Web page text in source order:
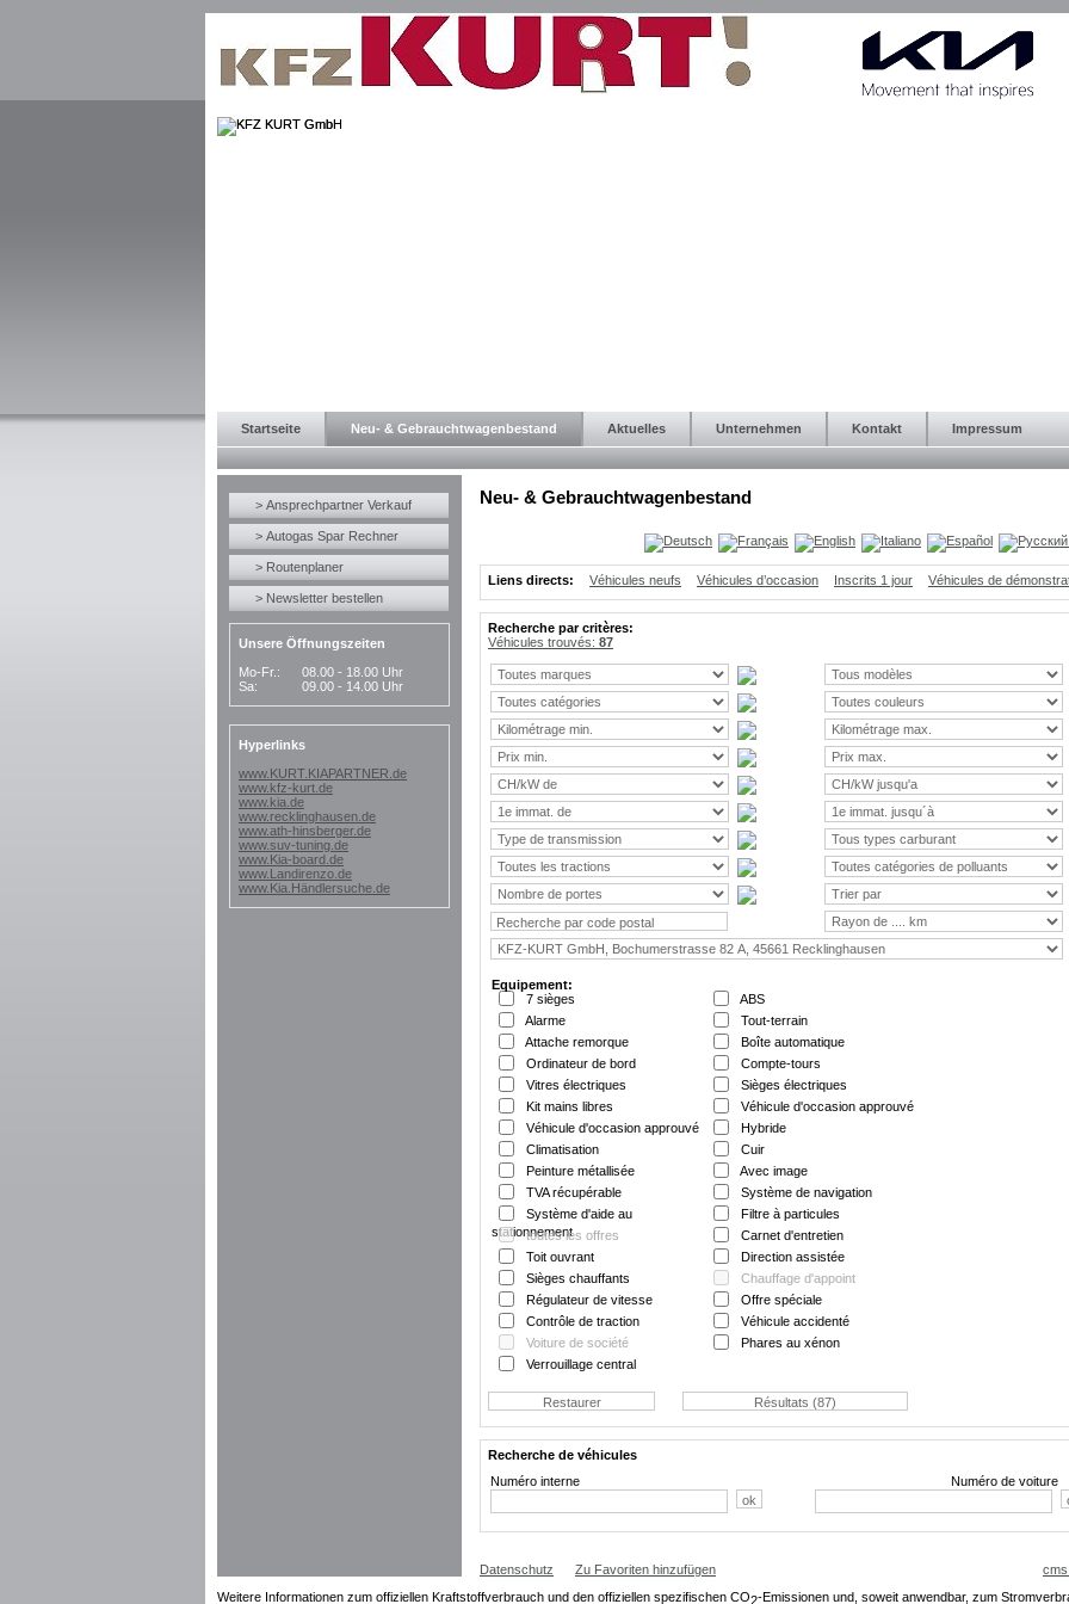
Startseite Neu- & Gebrauchtwagenbestand Aktuelles Unternehmen Kontakt Impressum
> Ansprechpartner Verkauf
> Autogas Spar Rechner
> Routenplaner
> Newsletter bestellen
Unsere Öffnungszeiten
Mo-Fr.:
08.00 - 18.00 Uhr
Sa:
09.00 - 14.00 Uhr
Hyperlinks
www.KURT.KIAPARTNER.de
www.kfz-kurt.de
www.kia.de
www.recklinghausen.de
www.ath-hinsberger.de
www.suv-tuning.de
www.Kia-board.de
www.Landirenzo.de
www.Kia.Händlersuche.de
Neu- & Gebrauchtwagenbestand
Liens directs: Véhicules neufs Véhicules d’occasion Inscrits 1 jour Véhicules de
Recherche par critères:
Véhicules trouvés: 87
Equipement:
7 sièges
ABS
Alarme
Tout-terrain
Attache remorque
Boîte automatique
Ordinateur de bord
Compte-tours
Vitres électriques
Sièges électriques
Kit mains libres
Véhicule d'occasion approuvé
Véhicule d'occasion approuvé
Hybride
Climatisation
Cuir
Peinture métallisée
Avec image
TVA récupérable
Système de navigation
Système d'aide au
stationnement
Filtre à particules
toutes les offres
Carnet d'entretien
Toit ouvrant
Direction assistée
Sièges chauffants
Chauffage d'appoint
Régulateur de vitesse
Offre spéciale
Contrôle de traction
Véhicule accidenté
Voiture de société
Phares au xénon
Verrouillage central
Recherche de véhicules
Numéro interne
Numéro de voiture
Datenschutz
Zu Favoriten hinzufügen
Weitere Informationen zum offiziellen Kraftstoffverbrauch und den offiziellen spezifischen CO2-Emissionen und, soweit anwendbar, zum